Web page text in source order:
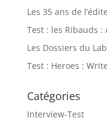
Les 35 ans de
Test : les Ribauds
Les Dossiers du
Test : Heroes :
Catégories
Interview-Test